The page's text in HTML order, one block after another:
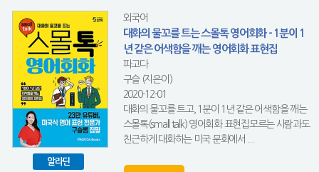
알라딘
외국어
대화의 물꼬를 트는 스몰톡 영어회화 - 1분이 1
년 같은 어색함을 깨는 영어회화 표현집
파고다
구슬 (지은이)
2020-12-01
대화의 물꼬를 트고, 1분이 1년 같은 어색함을 깨는
스몰톡(small talk) 영어회화 표현집모르는 사람과도
친근하게 대화하는 미국 문화에서 ...